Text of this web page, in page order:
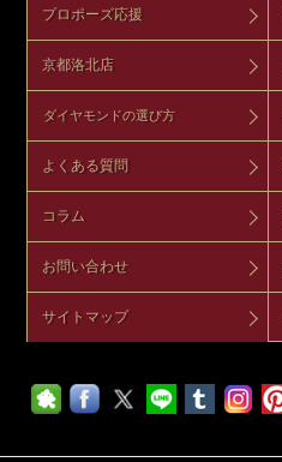
プロポーズ応援
京都洛北店
ダイヤモンドの選び方
よくある質問
コラム
お問い合わせ
サイトマップ